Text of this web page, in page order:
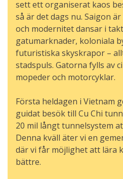
sett ett organiserat kaos
så är det dags nu. Saigon
och modernitet dansar i
gatumarknader, koloniala
futuristiska skyskrapor –
stadspuls. Gatorna fylls av
mopeder och motorcyklar.
Första heldagen i Vietnam
guidat besök till Cu Chi
20 mil långt tunnelsystem
Denna kväll äter vi en
där vi får möjlighet att lära
bättre.